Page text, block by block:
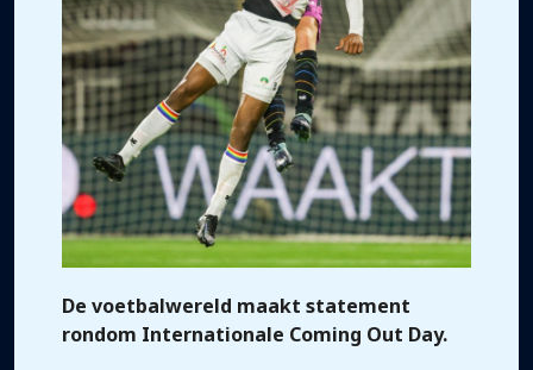
De voetbalwereld maakt statement
rondom Internationale Coming Out Day.